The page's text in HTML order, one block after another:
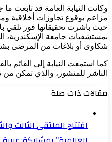
وكانت النيابة العامة قد
مزاعم بوقوع تجاوزات أخلاقية
حيث باشرت تحقيقاتها فور تلقي
بمستشفيات جامعة الإسكندرية،
شكاوى أو بلاغات من المرضى
كما استمعت النيابة إلى القائم
الناشر للمنشور، والذي تمكن من
مقالات ذات صلة
افتتاح الملتقى الثالث